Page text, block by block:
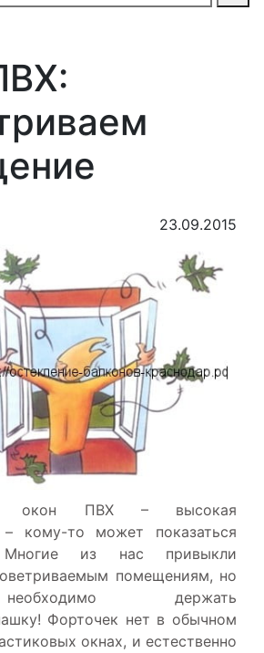
23.09.2015
окон ПВХ – высокая
– кому-то может показаться
Многие из нас привыкли
помещениям, но
держать
Форточек нет в обычном
окнах, и естественно